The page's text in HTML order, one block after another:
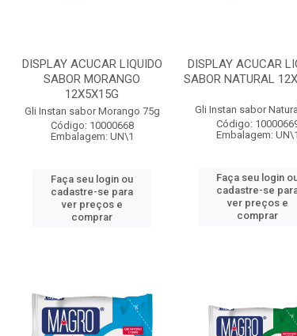
DISPLAY ACUCAR LIQUIDO
SABOR MORANGO
12X5X15G
Gli Instan sabor Morango 75g
Código: 10000668
Embalagem: UN\1
Faça seu login ou
cadastre-se para
ver preços e
comprar
DISPLAY ACUCAR
SABOR NATURAL
Gli Instan sabor
Código:
Embalagem: UN\1
Faça seu login
cadastre-se
ver preços e
comprar